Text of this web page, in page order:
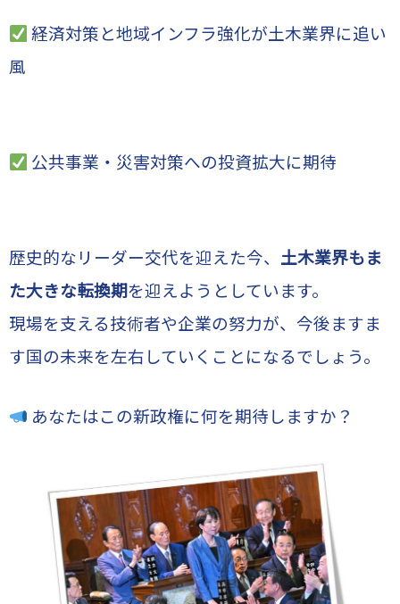
経済対策と地域インフラ強化が土木業界に追い
風
公共事業・災害対策への投資拡大に期待
歴史的なリーダー交代を迎えた今、 土木業界もま
た大きな転換期を迎えようとしています。
現場を支える技術者や企業の努力が、今後ますま
す国の未来を左右していくことになるでしょう。
あなたはこの新政権に何を期待しますか？